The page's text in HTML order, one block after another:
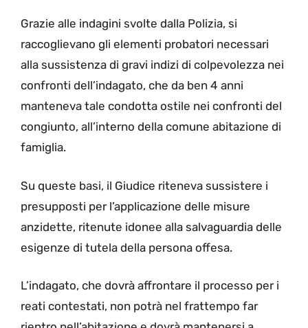
Grazie alle indagini svolte dalla Polizia, si
raccoglievano gli elementi probatori necessari
alla sussistenza di gravi indizi di colpevolezza nei
confronti dell’indagato, che da ben 4 anni
manteneva tale condotta ostile nei confronti del
congiunto, all’interno della comune abitazione di
famiglia.
Su queste basi, il Giudice riteneva sussistere i
presupposti per l’applicazione delle misure
anzidette, ritenute idonee alla salvaguardia delle
esigenze di tutela della persona offesa.
L’indagato, che dovrà affrontare il processo per i
reati contestati, non potrà nel frattempo far